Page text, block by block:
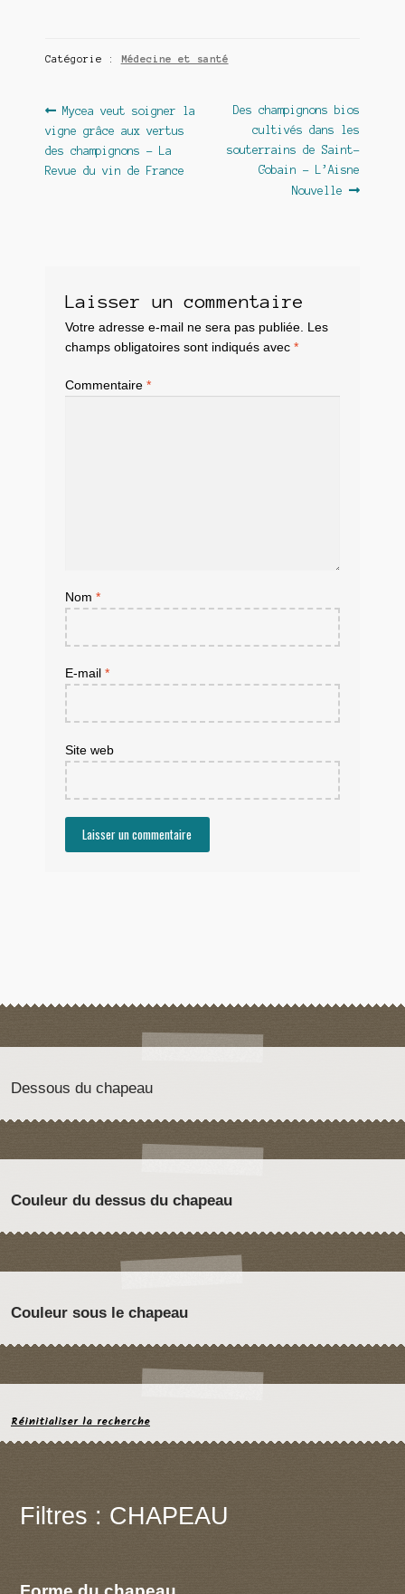
Catégorie : Médecine et santé
Navigation
de
l’article
Article
précédent :
Mycea veut soigner la
vigne grâce aux vertus
des champignons – La
Revue du vin de France
Article
suivant :
Des champignons bios
cultivés dans les
souterrains de Saint-
Gobain – L’Aisne
Nouvelle
Laisser un commentaire
Votre adresse e-mail ne sera pas publiée. Les
champs obligatoires sont indiqués avec *
Commentaire *
Nom *
E-mail *
Site web
Dessous du chapeau
Couleur du dessus du chapeau
Couleur sous le chapeau
Réinitialiser la recherche
Filtres : CHAPEAU